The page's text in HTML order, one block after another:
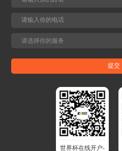
世界杯在线开户-